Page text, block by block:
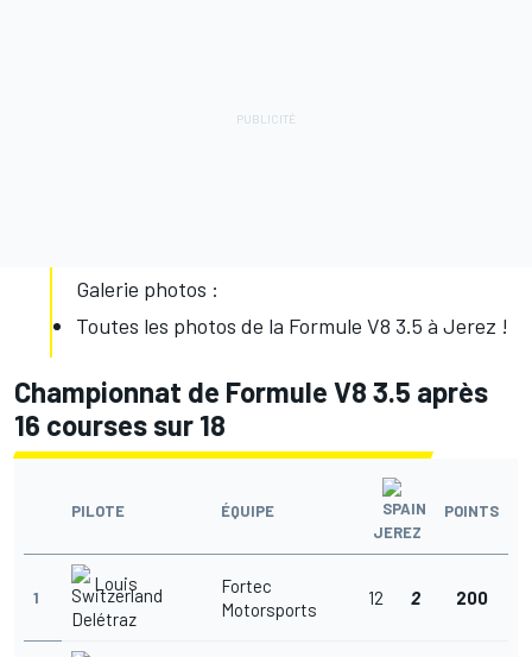
Galerie photos :
Toutes les photos de la Formule V8 3.5 à Jerez !
Championnat de Formule V8 3.5 après
16 courses sur 18
PILOTE
ÉQUIPE
JEREZ
POINTS
1
Louis
Delétraz
Fortec
Motorsports
12 2 200